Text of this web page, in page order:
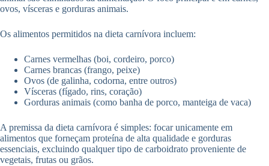
ovos, vísceras e gorduras animais.
Os alimentos permitidos na dieta carnívora incluem:
Carnes vermelhas (boi, cordeiro, porco)
Carnes brancas (frango, peixe)
Ovos (de galinha, codorna, entre outros)
Vísceras (fígado, rins, coração)
Gorduras animais (como banha de porco, manteiga de vaca)
A premissa da dieta carnívora é simples: focar unicamente em
alimentos que forneçam proteína de alta qualidade e gorduras
essenciais, excluindo qualquer tipo de carboidrato proveniente de
vegetais, frutas ou grãos.